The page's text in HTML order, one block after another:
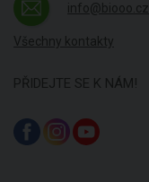
info@biooo.cz
Všechny kontakty
PŘIDEJTE SE K NÁM!